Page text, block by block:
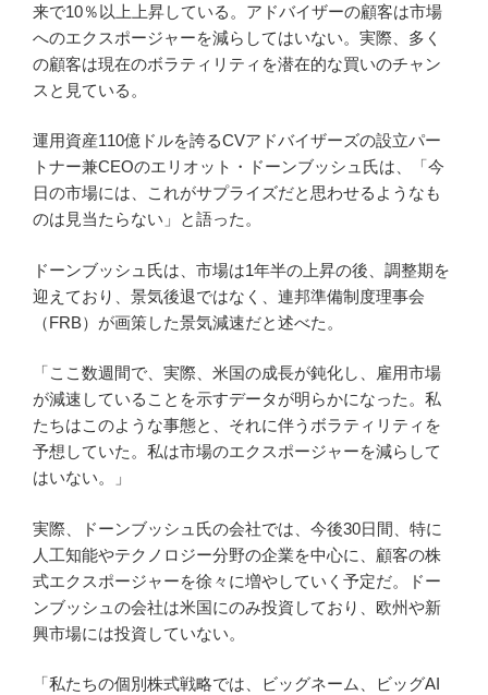
来で10％以上上昇している。アドバイザーの顧客は市場
へのエクスポージャーを減らしてはいない。実際、多く
の顧客は現在のボラティリティを潜在的な買いのチャン
スと見ている。
運用資産110億ドルを誇るCVアドバイザーズの設立パー
トナー兼CEOのエリオット・ドーンブッシュ氏は、「今
日の市場には、これがサプライズだと思わせるようなも
のは見当たらない」と語った。
ドーンブッシュ氏は、市場は1年半の上昇の後、調整期を
迎えており、景気後退ではなく、連邦準備制度理事会
（FRB）が画策した景気減速だと述べた。
「ここ数週間で、実際、米国の成長が鈍化し、雇用市場
が減速していることを示すデータが明らかになった。私
たちはこのような事態と、それに伴うボラティリティを
予想していた。私は市場のエクスポージャーを減らして
はいない。」
実際、ドーンブッシュ氏の会社では、今後30日間、特に
人工知能やテクノロジー分野の企業を中心に、顧客の株
式エクスポージャーを徐々に増やしていく予定だ。ドー
ンブッシュの会社は米国にのみ投資しており、欧州や新
興市場には投資していない。
「私たちの個別株式戦略では、ビッグネーム、ビッグAI